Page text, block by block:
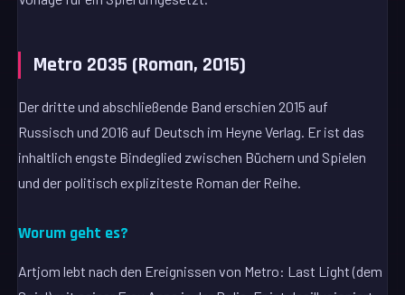
Metro 2035 (Roman, 2015)
Der dritte und abschließende Band erschien 2015 auf
Russisch und 2016 auf Deutsch im Heyne Verlag. Er ist das
inhaltlich engste Bindeglied zwischen Büchern und Spielen
und der politisch expliziteste Roman der Reihe.
Worum geht es?
Artjom lebt nach den Ereignissen von Metro: Last Light (dem